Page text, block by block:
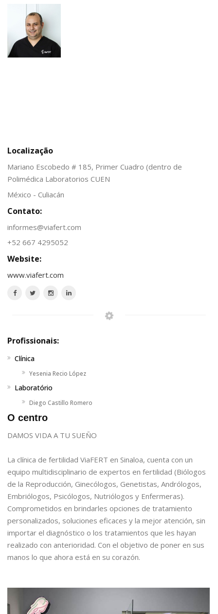
Localização
Mariano Escobedo # 185, Primer Cuadro (dentro de
Polimédica Laboratorios CUEN
México - Culiacán
Contato:
informes@viafert.com
+52 667 4295052
Website:
www.viafert.com
Profissionais:
Clínica
Yesenia Recio López
Laboratório
Diego Castillo Romero
O centro
DAMOS VIDA A TU SUEÑO
La clínica de fertilidad ViaFERT en Sinaloa, cuenta con un
equipo multidisciplinario de expertos en fertilidad (Biólogos
de la Reproducción, Ginecólogos, Genetistas, Andrólogos,
Embriólogos, Psicólogos, Nutriólogos y Enfermeras).
Comprometidos en brindarles opciones de tratamiento
personalizados, soluciones eficaces y la mejor atención, sin
importar el diagnóstico o los tratamientos que les hayan
realizado con anterioridad. Con el objetivo de poner en sus
manos lo que ahora está en su corazón.